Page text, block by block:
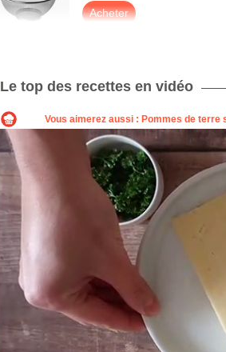
Acheter
Le top des recettes en vidéo